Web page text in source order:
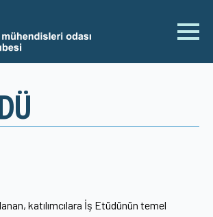
katılımcılara İş Etüdünün temel